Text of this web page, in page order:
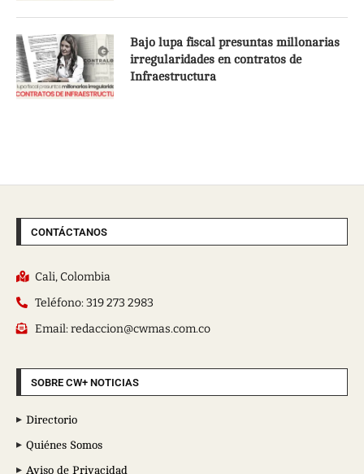
Bajo lupa fiscal presuntas millonarias
irregularidades en contratos de
Infraestructura
CONTÁCTANOS
Cali, Colombia
Teléfono: 319 273 2983
Email: redaccion@cwmas.com.co
SOBRE CW+ NOTICIAS
Directorio
Quiénes Somos
Aviso de Privacidad